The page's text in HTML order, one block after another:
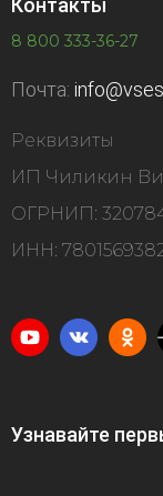
Контакты
8 800 333-36-27
Почта:
Реквизиты
ИП Чиликин
ОГРНИП:
ИНН:
Узнавайте